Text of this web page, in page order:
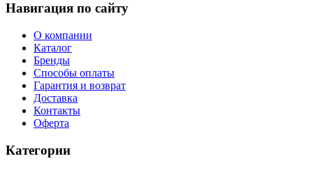
Навигация по сайту
О компании
Каталог
Бренды
Способы оплаты
Гарантия и возврат
Доставка
Контакты
Оферта
Категории